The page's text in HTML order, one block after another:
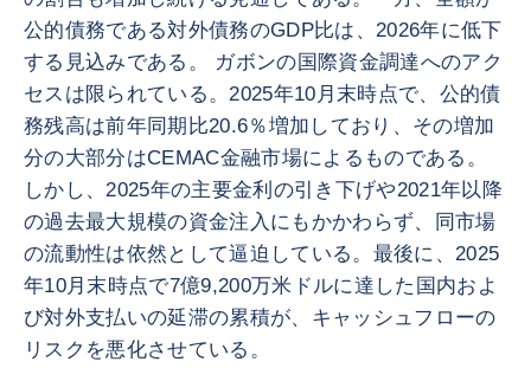
公的債務である対外債務のGDP比は、2026年に低下
する見込みである。 ガボンの国際資金調達へのアク
セスは限られている。2025年10月末時点で、公的債
務残高は前年同期比20.6％増加しており、その増加
分の大部分はCEMAC金融市場によるものである。
しかし、2025年の主要金利の引き下げや2021年以降
の過去最大規模の資金注入にもかかわらず、同市場
の流動性は依然として逼迫している。最後に、2025
年10月末時点で7億9,200万米ドルに達した国内およ
び対外支払いの延滞の累積が、キャッシュフローの
リスクを悪化させている。